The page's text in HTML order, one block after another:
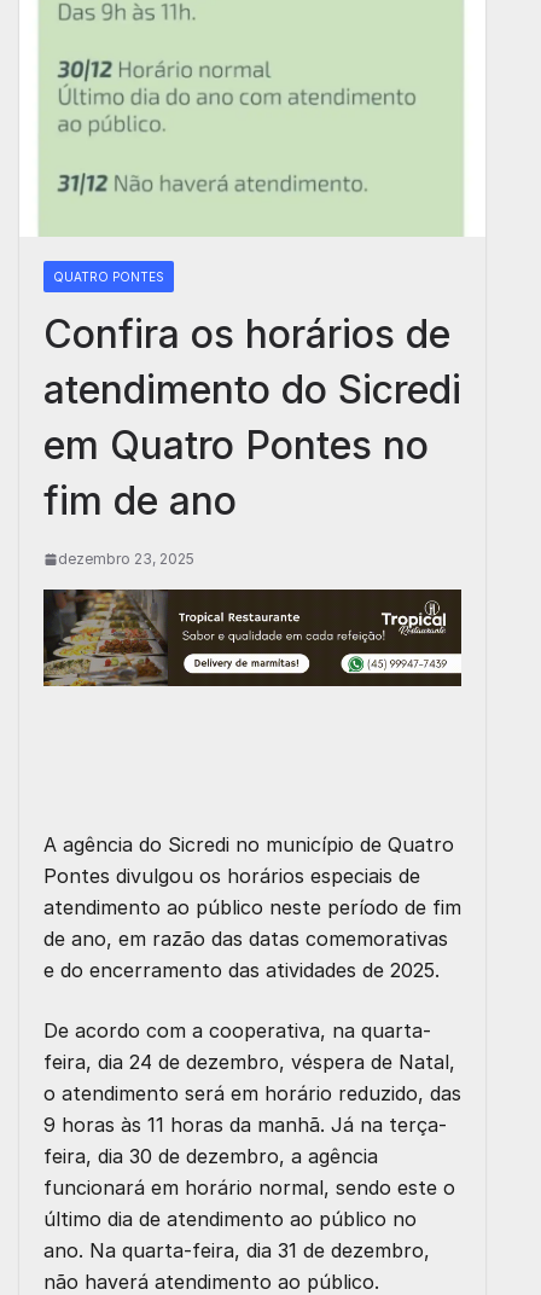
QUATRO PONTES
Confira os horários de
atendimento do Sicredi
em Quatro Pontes no
fim de ano
dezembro 23, 2025
A agência do Sicredi no município de Quatro
Pontes divulgou os horários especiais de
atendimento ao público neste período de fim
de ano, em razão das datas comemorativas
e do encerramento das atividades de 2025.
De acordo com a cooperativa, na quarta-
feira, dia 24 de dezembro, véspera de Natal,
o atendimento será em horário reduzido, das
9 horas às 11 horas da manhã. Já na terça-
feira, dia 30 de dezembro, a agência
funcionará em horário normal, sendo este o
último dia de atendimento ao público no
ano. Na quarta-feira, dia 31 de dezembro,
não haverá atendimento ao público.